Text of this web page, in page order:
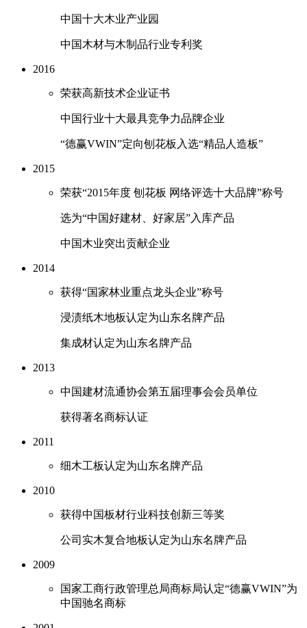
中国十大木业产业园
中国木材与木制品行业专利奖
2016
荣获高新技术企业证书
中国行业十大最具竞争力品牌企业
“德赢VWIN”定向刨花板入选“精品人造板”
2015
荣获“2015年度 刨花板 网络评选十大品牌”称号
选为“中国好建材、好家居”入库产品
中国木业突出贡献企业
2014
获得“国家林业重点龙头企业”称号
浸渍纸木地板认定为山东名牌产品
集成材认定为山东名牌产品
2013
中国建材流通协会第五届理事会会员单位
获得著名商标认证
2011
细木工板认定为山东名牌产品
2010
获得中国板材行业科技创新三等奖
公司实木复合地板认定为山东名牌产品
2009
国家工商行政管理总局商标局认定“德赢VWIN”为
中国驰名商标